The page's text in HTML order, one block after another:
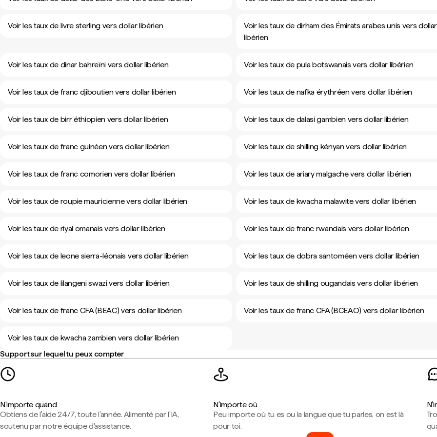
Voir les taux de livre sterling vers dollar libérien
Voir les taux de dirham des Émirats arabes unis vers dollar
libérien
Voir les taux de dinar bahreïni vers dollar libérien Voir les taux de pula botswanais vers dollar libérien
Voir les taux de franc djiboutien vers dollar libérien Voir les taux de nafka érythréen vers dollar libérien
Voir les taux de birr éthiopien vers dollar libérien Voir les taux de dalasi gambien vers dollar libérien
Voir les taux de franc guinéen vers dollar libérien Voir les taux de shilling kényan vers dollar libérien
Voir les taux de franc comorien vers dollar libérien Voir les taux de ariary malgache vers dollar libérien
Voir les taux de roupie mauricienne vers dollar libérien Voir les taux de kwacha malawite vers dollar libérien
Voir les taux de riyal omanais vers dollar libérien Voir les taux de franc rwandais vers dollar libérien
Voir les taux de leone sierra-léonais vers dollar libérien Voir les taux de dobra santoméen vers dollar libérien
Voir les taux de lilangeni swazi vers dollar libérien Voir les taux de shilling ougandais vers dollar libérien
Voir les taux de franc CFA (BEAC) vers dollar libérien Voir les taux de franc CFA (BCEAO) vers dollar libérien
Voir les taux de kwacha zambien vers dollar libérien
Support sur lequel tu peux compter
N'importe quand
Obtiens de l'aide 24/7, toute l'année. Alimenté par l'IA,
soutenu par notre équipe d'assistance.
N'importe où
Peu importe où tu es ou la langue que tu parles, on est là
pour toi.